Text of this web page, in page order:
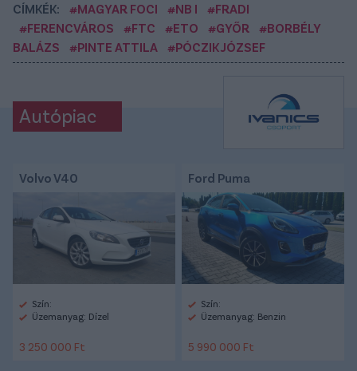
CÍMKÉK: #MAGYAR FOCI #NB I
#FRADI
#FERENCVÁROS
#FTC #ETO #GYŐR
#BORBÉLY
BALÁZS
#PINTE ATTILA #PÓCZIK JÓZSEF
Autópiac
Volvo V40
Szín:
Üzemanyag: Dízel
3 250 000 Ft
Ford Puma
Szín:
Üzemanyag: Benzin
5 990 000 Ft